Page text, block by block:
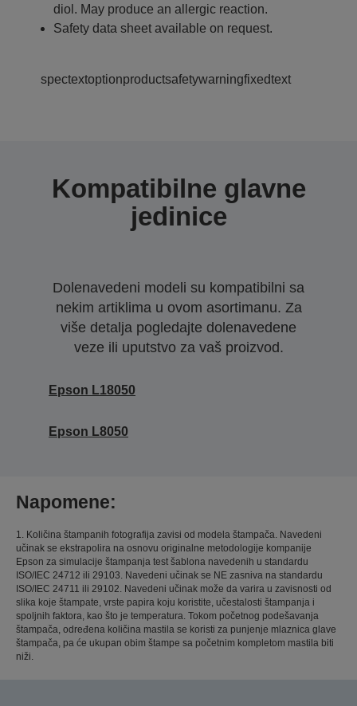
diol. May produce an allergic reaction.
Safety data sheet available on request.
spectextoptionproductsafetywarningfixedtext
Kompatibilne glavne
jedinice
Dolenavedeni modeli su kompatibilni sa
nekim artiklima u ovom asortimanu. Za
više detalja pogledajte dolenavedene
veze ili uputstvo za vaš proizvod.
Epson L18050
Epson L8050
Napomene:
1. Količina štampanih fotografija zavisi od modela štampača. Navedeni
učinak se ekstrapolira na osnovu originalne metodologije kompanije
Epson za simulacije štampanja test šablona navedenih u standardu
ISO/IEC 24712 ili 29103. Navedeni učinak se NE zasniva na standardu
ISO/IEC 24711 ili 29102. Navedeni učinak može da varira u zavisnosti od
slika koje štampate, vrste papira koju koristite, učestalosti štampanja i
spoljnih faktora, kao što je temperatura. Tokom početnog podešavanja
štampača, određena količina mastila se koristi za punjenje mlaznica glave
štampača, pa će ukupan obim štampe sa početnim kompletom mastila biti
niži.